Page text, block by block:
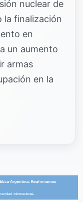
nuclear de
la finalización
en
un aumento
armas
en la